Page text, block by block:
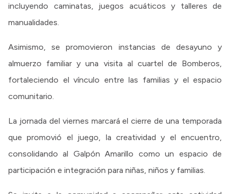
incluyendo caminatas, juegos acuáticos y talleres de
manualidades.
Asimismo, se promovieron instancias de desayuno y
almuerzo familiar y una visita al cuartel de Bomberos,
fortaleciendo el vínculo entre las familias y el espacio
comunitario.
La jornada del viernes marcará el cierre de una temporada
que promovió el juego, la creatividad y el encuentro,
consolidando al Galpón Amarillo como un espacio de
participación e integración para niñas, niños y familias.